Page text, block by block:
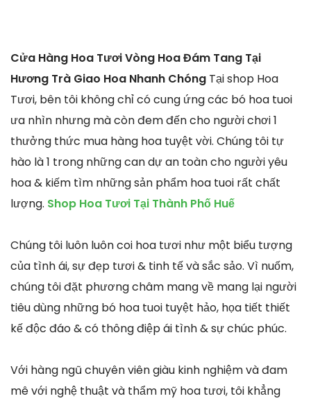
Cửa Hàng Hoa Tươi Vòng Hoa Đám Tang Tại
Hương Trà Giao Hoa Nhanh Chóng Tại shop Hoa
Tươi, bên tôi không chỉ có cung ứng các bó hoa tuoi
ưa nhìn nhưng mà còn đem đến cho người chơi 1
thưởng thức mua hàng hoa tuyệt vời. Chúng tôi tự
hào là 1 trong những can dự an toàn cho người yêu
hoa & kiếm tìm những sản phẩm hoa tuoi rất chất
lượng. Shop Hoa Tươi Tại Thành Phố Huế
Chúng tôi luôn luôn coi hoa tươi như một biểu tượng
của tình ái, sự đẹp tươi & tinh tế và sắc sảo. Vì nuốm,
chúng tôi đặt phương châm mang về mang lại người
tiêu dùng những bó hoa tuoi tuyệt hảo, họa tiết thiết
kế độc đáo & có thông điệp ái tình & sự chúc phúc.
Với hàng ngũ chuyên viên giàu kinh nghiệm và đam
mê với nghệ thuật và thẩm mỹ hoa tươi, tôi khẳng